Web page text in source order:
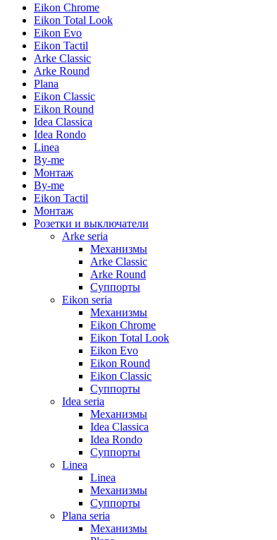
Eikon Chrome
Eikon Total Look
Eikon Evo
Eikon Tactil
Arke Classic
Arke Round
Plana
Eikon Classic
Eikon Round
Idea Classica
Idea Rondo
Linea
By-me
Монтаж
By-me
Eikon Tactil
Монтаж
Розетки и выключатели
Arke seria
Механизмы
Arke Classic
Arke Round
Суппорты
Eikon seria
Механизмы
Eikon Chrome
Eikon Total Look
Eikon Evo
Eikon Round
Eikon Classic
Суппорты
Idea seria
Механизмы
Idea Classica
Idea Rondo
Суппорты
Linea
Linea
Механизмы
Суппорты
Plana seria
Механизмы